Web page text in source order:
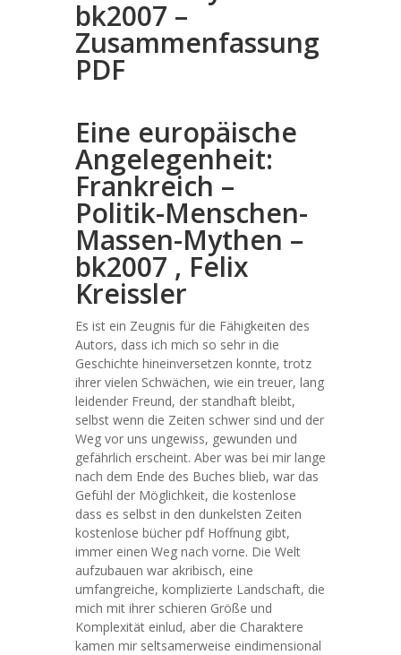
bk2007 –
Zusammenfassung
PDF
Eine europäische
Angelegenheit:
Frankreich –
Politik-Menschen-
Massen-Mythen –
bk2007 , Felix
Kreissler
Es ist ein Zeugnis für die Fähigkeiten des
Autors, dass ich mich so sehr in die
Geschichte hineinversetzen konnte, trotz
ihrer vielen Schwächen, wie ein treuer, lang
leidender Freund, der standhaft bleibt,
selbst wenn die Zeiten schwer sind und der
Weg vor uns ungewiss, gewunden und
gefährlich erscheint. Aber was bei mir lange
nach dem Ende des Buches blieb, war das
Gefühl der Möglichkeit, die kostenlose
dass es selbst in den dunkelsten Zeiten
kostenlose bücher pdf Hoffnung gibt,
immer einen Weg nach vorne. Die Welt
aufzubauen war akribisch, eine
umfangreiche, komplizierte Landschaft, die
mich mit ihrer schieren Größe und
Komplexität einlud, aber die Charaktere
kamen mir seltsamerweise eindimensional